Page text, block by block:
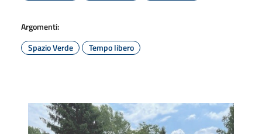
Argomenti:
Spazio Verde
Tempo libero